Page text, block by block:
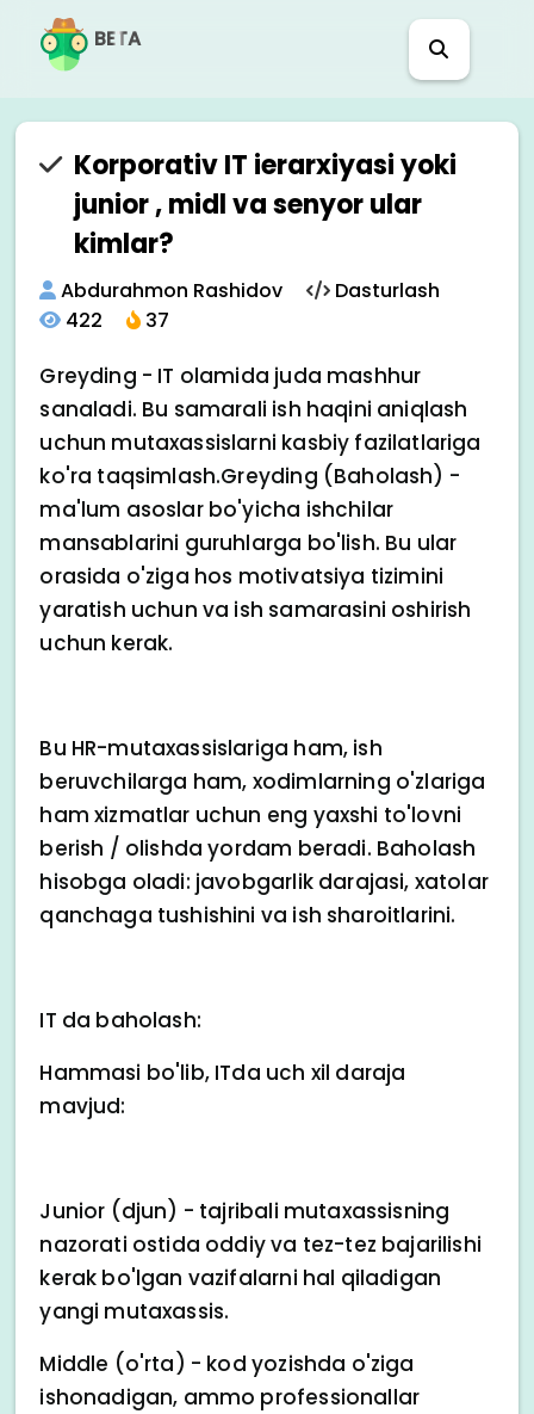
BETA
Korporativ IT ierarxiyasi yoki
junior , midl va senyor ular
kimlar?
Abdurahmon Rashidov
Dasturlash
422
37
Greyding - IT olamida juda mashhur
sanaladi. Bu samarali ish haqini aniqlash
uchun mutaxassislarni kasbiy fazilatlariga
ko'ra taqsimlash.Greyding (Baholash) -
ma'lum asoslar bo'yicha ishchilar
mansablarini guruhlarga bo'lish. Bu ular
orasida o'ziga hos motivatsiya tizimini
yaratish uchun va ish samarasini oshirish
uchun kerak.
Bu HR-mutaxassislariga ham, ish
beruvchilarga ham, xodimlarning o'zlariga
ham xizmatlar uchun eng yaxshi to'lovni
berish / olishda yordam beradi. Baholash
hisobga oladi: javobgarlik darajasi, xatolar
qanchaga tushishini va ish sharoitlarini.
IT da baholash:
Hammasi bo'lib, ITda uch xil daraja
mavjud:
Junior (djun) - tajribali mutaxassisning
nazorati ostida oddiy va tez-tez bajarilishi
kerak bo'lgan vazifalarni hal qiladigan
yangi mutaxassis.
Middle (o'rta) - kod yozishda o'ziga
ishonadigan, ammo professionallar